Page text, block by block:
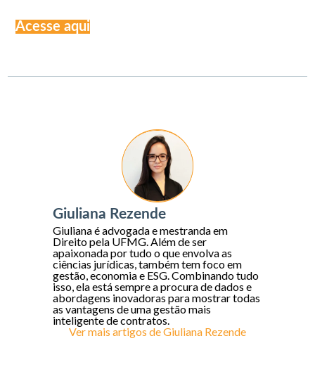
Acesse aqui
Giuliana Rezende
Giuliana é advogada e mestranda em
Direito pela UFMG. Além de ser
apaixonada por tudo o que envolva as
ciências jurídicas, também tem foco em
gestão, economia e ESG. Combinando tudo
isso, ela está sempre a procura de dados e
abordagens inovadoras para mostrar todas
as vantagens de uma gestão mais
inteligente de contratos.
Ver mais artigos deGiuliana Rezende